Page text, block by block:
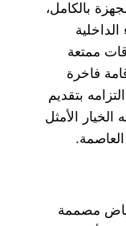
بالكامل،
ممتعة
فاخرة
بتقديم
الخيار الأمثل
مصممة